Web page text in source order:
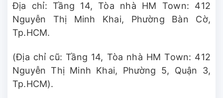
Địa chỉ: Tầng 14, Tòa nhà HM Town: 412
Nguyễn Thị Minh Khai, Phường Bàn Cờ,
Tp.HCM.
(Địa chỉ cũ: Tầng 14, Tòa nhà HM Town: 412
Nguyễn Thị Minh Khai, Phường 5, Quận 3,
Tp.HCM).